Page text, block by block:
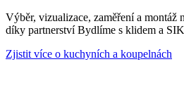
Výběr, vizualizace, zaměření a montáž
díky partnerství Bydlíme s klidem a
Zjistit více o kuchyních a koupelnách